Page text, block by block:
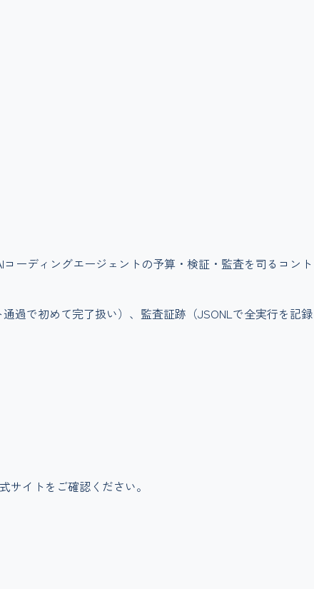
コーディングエージェントの予算・検証・監査を司るコン
で初めて完了扱い）、監査証跡（JSONLで全実行を記
サイトをご確認ください。